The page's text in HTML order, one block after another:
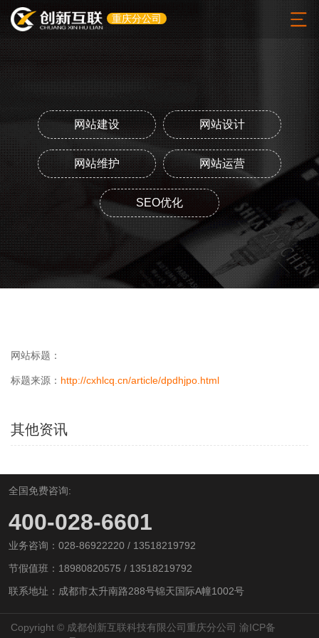
重庆分公司
网站建设 网站设计
网站维护 网站运营
SEO优化
网站标题：
标题来源： http://cxhlcq.cn/article/dpdhjpo.html
其他资讯
全国免费咨询:
400-028-6601
业务咨询：028-86922220 / 13518219792
节假值班：18980820575 / 13518219792
联系地址：成都市太升南路288号锦天国际A幢1002号
Copyright © 成都创新互联科技有限公司重庆分公司 渝ICP备